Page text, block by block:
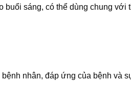
buổi sáng, có thể dùng chung với
nhân, đáp ứng của bệnh và